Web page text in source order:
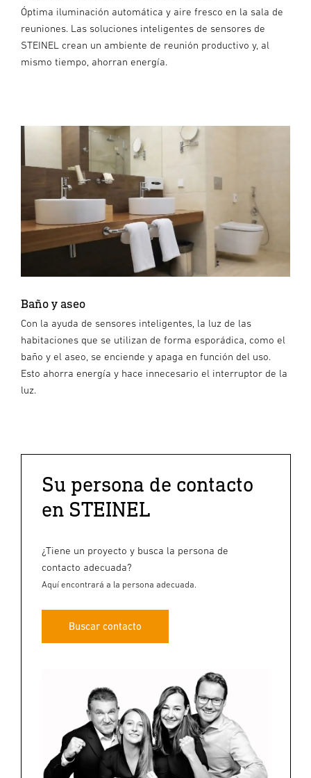
Óptima iluminación automática y aire fresco en la sala de
reuniones. Las soluciones inteligentes de sensores de
STEINEL crean un ambiente de reunión productivo y, al
mismo tiempo, ahorran energía.
Baño y aseo
Con la ayuda de sensores inteligentes, la luz de las
habitaciones que se utilizan de forma esporádica, como el
baño y el aseo, se enciende y apaga en función del uso.
Esto ahorra energía y hace innecesario el interruptor de la
luz.
Su persona de contacto
en STEINEL
¿Tiene un proyecto y busca la persona de
contacto adecuada?
Aquí encontrará a la persona adecuada.
Buscar contacto